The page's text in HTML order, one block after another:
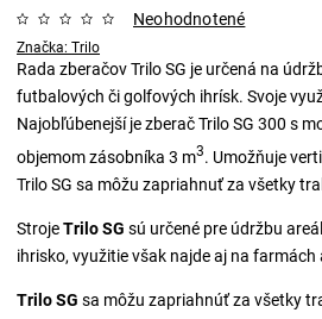
Značka:Trilo
Neohodnotené
Rada zberačov Trilo SG je určená na
futbalových či golfových ihrísk. Svoje
Najobľúbenejší je zberač Trilo SG 300 s
objemom zásobníka 3 m3. Umožňuje
Trilo SG sa môžu zapriahnuť za všetky
StrojeTrilo SG sú určené pre údržbu
ihrisko, využitie však najde aj na
Trilo SG sa môžu zapriahnúť za všetky